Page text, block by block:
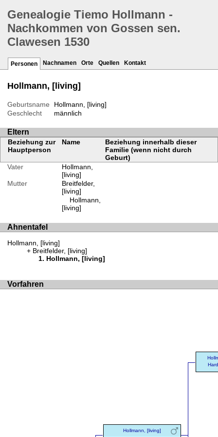
Genealogie Tiemo Hollmann -
Nachkommen von Gossen sen.
Clawesen 1530
Personen Nachnamen Orte Quellen Kontakt
Hollmann, [living]
Geburtsname
Hollmann, [living]
Geschlecht
männlich
Eltern
Beziehung zur
Hauptperson
Name
Beziehung innerhalb dieser
Familie (wenn nicht durch
Geburt)
Vater
Hollmann,
[living]
Mutter
Breitfelder,
[living]
Hollmann,
[living]
Ahnentafel
Hollmann, [living]
Breitfelder, [living]
Hollmann, [living]
Vorfahren
Hollmann, [living]